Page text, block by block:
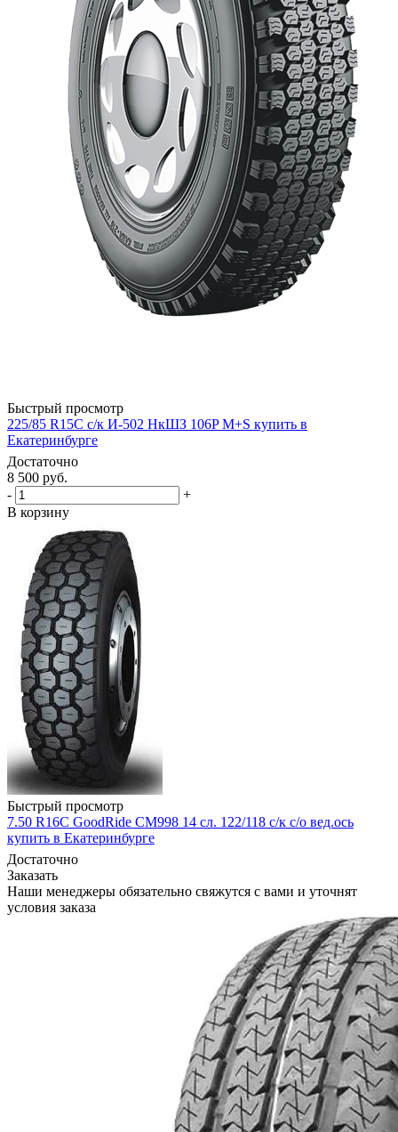
Быстрый просмотр
225/85 R15С с/к И-502 НкШЗ 106P M+S купить в
Екатеринбурге
Достаточно
8 500 руб.
-
+
В корзину
Быстрый просмотр
7.50 R16C GoodRide CM998 14 сл. 122/118 с/к с/о вед.ось
купить в Екатеринбурге
Достаточно
Заказать
Наши менеджеры обязательно свяжутся с вами и уточнят
условия заказа